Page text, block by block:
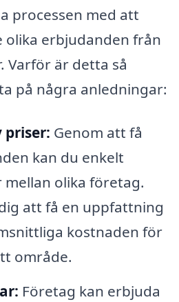
processen med att
erbjudanden från
Varför är detta så
på några anledningar:
priser: Genom att få
kan du enkelt
olika företag.
att få en uppfattning
kostnaden för
område.
Företag kan erbjuda